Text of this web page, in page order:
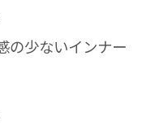
の少ないインナー